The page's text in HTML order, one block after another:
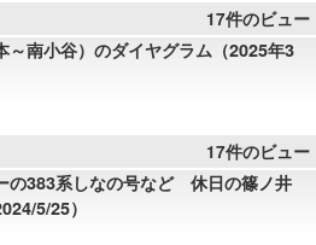
17件のビュー
～南小谷）のダイヤグラム（2025年3
17件のビュー
の383系しなの号など 休日の篠ノ井
5/25）